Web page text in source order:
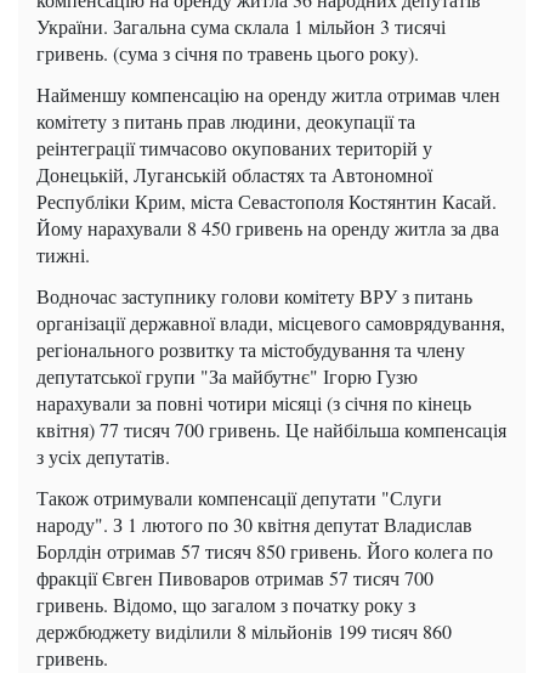
України. Загальна сума склала 1 мільйон 3 тисячі
гривень. (сума з січня по травень цього року).
Найменшу компенсацію на оренду житла отримав член
комітету з питань прав людини, деокупації та
реінтеграції тимчасово окупованих територій у
Донецькій, Луганській областях та Автономної
Республіки Крим, міста Севастополя Костянтин Касай.
Йому нарахували 8 450 гривень на оренду житла за два
тижні.
Водночас заступнику голови комітету ВРУ з питань
організації державної влади, місцевого самоврядування,
регіонального розвитку та містобудування та члену
депутатської групи "За майбутнє" Ігорю Гузю
нарахували за повні чотири місяці (з січня по кінець
квітня) 77 тисяч 700 гривень. Це найбільша компенсація
з усіх депутатів.
Також отримували компенсації депутати "Слуги
народу". З 1 лютого по 30 квітня депутат Владислав
Борлдін отримав 57 тисяч 850 гривень. Його колега по
фракції Євген Пивоваров отримав 57 тисяч 700
гривень. Відомо, що загалом з початку року з
держбюджету виділили 8 мільйонів 199 тисяч 860
гривень.